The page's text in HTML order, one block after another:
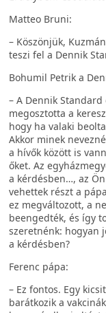
Matteo Bruni:
– Köszönjük,
teszi fel a Dennik
Bohumil Petrik a
– A Dennik Standard
megosztotta a
hogy ha valaki
Akkor minek
a hívők között is
őket. Az
a kérdésben…, az
vehettek részt a
ez megváltozott, a
beengedték, és így
szeretnénk: hogyan
a kérdésben?
Ferenc pápa:
– Ez fontos. Egy
barátkozik a